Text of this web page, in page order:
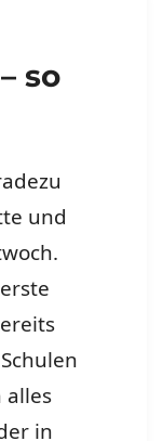
so
und
alles
in